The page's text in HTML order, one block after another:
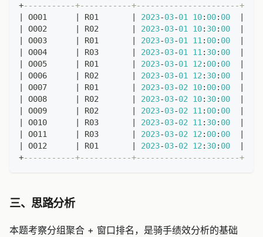
+-----------+-----------+----------------------+
O001 R01 2023-03-01 10: 00: 00
O002 R02 2023-03-01 10: 30: 00
O003 R01 2023-03-01 11 : 00: 00
O004 R03 2023-03-01 11 : 30: 00
O005 R01 2023-03-01 12 : 00: 00
O006 R02 2023-03-01 12 : 30: 00
O007 R01 2023-03-02 10: 00: 00
O008 R02 2023-03-02 10: 30: 00
O009 R02 2023-03-02 11 : 00: 00
O010 R03 2023-03-02 11 : 30: 00
O011 R03 2023-03-02 12 : 00: 00
O012 R01 2023-03-02 12 : 30: 00
+-----------+-----------+----------------------+
三、思路分析
本题考察分组聚合 + 窗口排名，是骑手绩效分析的基础